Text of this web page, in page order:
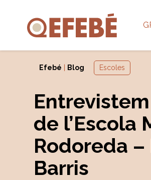
Efebé Blog Escoles
de l’Escola
Rodoreda –
Barris